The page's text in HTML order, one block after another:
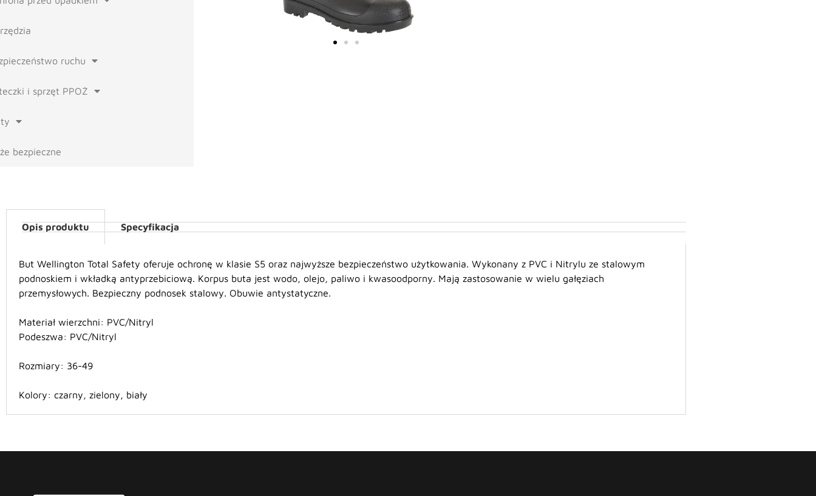
ruchu
i sprzęt PPOŻ
bezpieczne
Opis produktu Specyfikacja
But Wellington Total Safety oferuje ochronę w klasie S5 oraz najwyższe bezpieczeństwo użytkowania. Wykonany z PVC i Nitrylu ze stalowym
podnoskiem i wkładką antyprzebiciową. Korpus buta jest wodo, olejo, paliwo i kwasoodporny. Mają zastosowanie w wielu gałęziach
przemysłowych. Bezpieczny podnosek stalowy. Obuwie antystatyczne.
Materiał wierzchni: PVC/Nitryl
Podeszwa: PVC/Nitryl
Rozmiary: 36-49
Kolory: czarny, zielony, biały